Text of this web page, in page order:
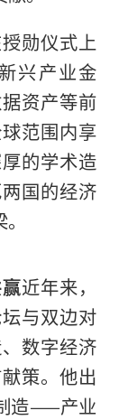
勋仪式上
兴产业金
资产等前
范围内享
的学术造
国的经济
近年来，
与双边对
数字经济
策。他出
造——产业